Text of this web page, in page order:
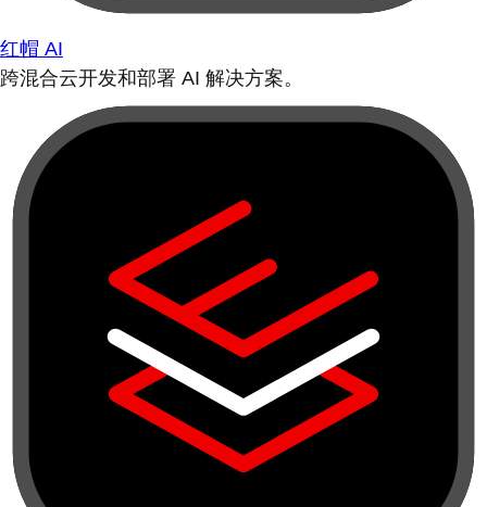
红帽 AI
跨混合云开发和部署 AI 解决方案。